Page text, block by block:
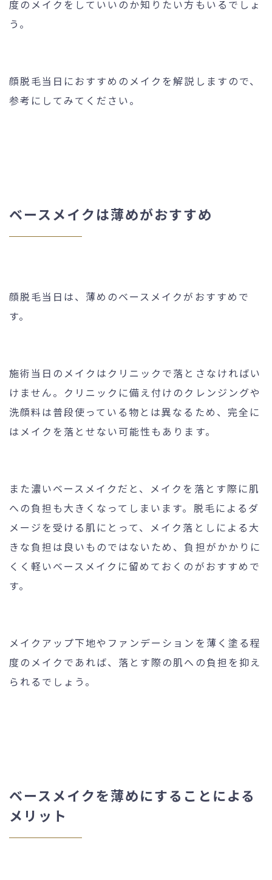
度のメイクをしていいのか知りたい方もいるでしょ
う。
顔脱毛当日におすすめのメイクを解説しますので、
参考にしてみてください。
ベースメイクは薄めがおすすめ
顔脱毛当日は、薄めのベースメイクがおすすめで
す。
施術当日のメイクはクリニックで落とさなければい
けません。クリニックに備え付けのクレンジングや
洗顔料は普段使っている物とは異なるため、完全に
はメイクを落とせない可能性もあります。
また濃いベースメイクだと、メイクを落とす際に肌
への負担も大きくなってしまいます。脱毛によるダ
メージを受ける肌にとって、メイク落としによる大
きな負担は良いものではないため、負担がかかりに
くく軽いベースメイクに留めておくのがおすすめで
す。
メイクアップ下地やファンデーションを薄く塗る程
度のメイクであれば、落とす際の肌への負担を抑え
られるでしょう。
ベースメイクを薄めにすることによる
メリット